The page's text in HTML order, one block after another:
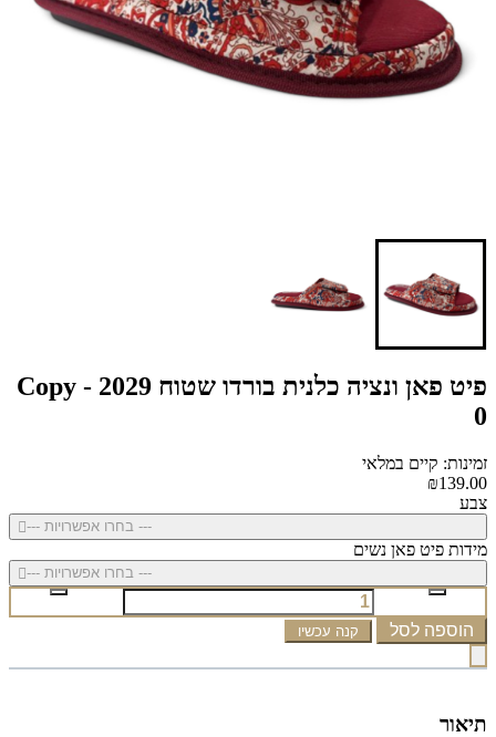
פיט פאן ונציה כלנית בורדו שטוח 2029 - Copy
0
זמינות: קיים במלאי
₪139.00
צבע
--- בחרו אפשרויות ---
מידות פיט פאן נשים
--- בחרו אפשרויות ---
הוספה לסל קנה עכשיו
תיאור